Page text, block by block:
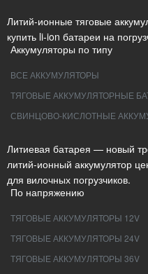
Литий-ионные тяговые
купить li-ion батареи на
Аккумуляторы по типу
ВСЕ АККУМУЛЯТОРЫ
ТЯГОВЫЕ АККУМУЛЯТОРНЫЕ
СВИНЦОВО-КИСЛОТНЫЕ
Литиевая батарея — новый
литий-ионный аккумулятор
для вилочных погрузчиков.
По напряжению
ТЯГОВЫЕ АККУМУЛЯТОРЫ 12V
ТЯГОВЫЕ АККУМУЛЯТОРЫ 24V
ТЯГОВЫЕ АККУМУЛЯТОРЫ 36V